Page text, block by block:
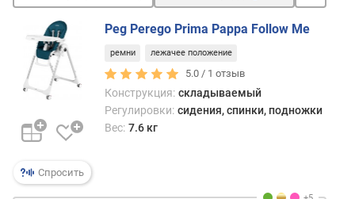
п
о
о
у
л
р
н
Спросить
Peg Perego Prima Pappa Follow Me
ремни лежачее положение
5.0 / 1 отзыв
Конструкция: складываемый
Регулировки: сидения, спинки, подножки
Вес: 7.6 кг